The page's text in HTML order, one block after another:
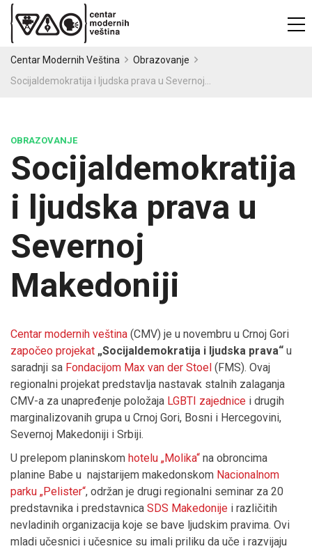
Centar Modernih Veština
Obrazovanje
OBRAZOVANJE
Socijaldemokratija
i ljudska prava u
Severnoj
Makedoniji
Centar modernih veština (CMV) je u novembru u Crnoj Gori
započeo projekat „Socijaldemokratija i ljudska prava“ u
saradnji sa Fondacijom Max van der Stoel (FMS). Ovaj
regionalni projekat predstavlja nastavak stalnih zalaganja
CMV-a za unapređenje položaja LGBTI zajednice i drugih
marginalizovanih grupa u Crnoj Gori, Bosni i Hercegovini,
Severnoj Makedoniji i Srbiji.
U prelepom planinskom hotelu „Molika“ na obroncima
planine Babe u najstarijem makedonskom Nacionalnom
parku „Pelister“, održan je drugi regionalni seminar za 20
predstavnika i predstavnica SDS Makedonije i različitih
nevladinih organizacija koje se bave ljudskim pravima. Ovi
mladi učesnici i učesnice su imali priliku da uče i razvijaju